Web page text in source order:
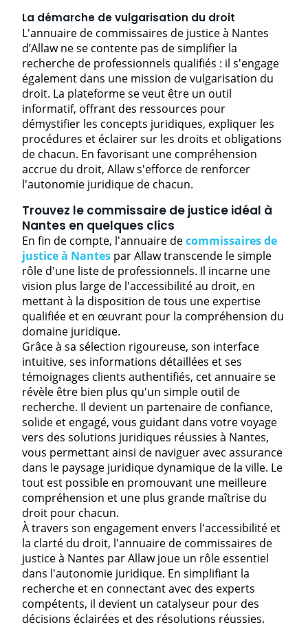
La démarche de vulgarisation du droit
L'annuaire de commissaires de justice à Nantes
d’Allaw ne se contente pas de simplifier la
recherche de professionnels qualifiés : il s'engage
également dans une mission de vulgarisation du
droit. La plateforme se veut être un outil
informatif, offrant des ressources pour
démystifier les concepts juridiques, expliquer les
procédures et éclairer sur les droits et obligations
de chacun. En favorisant une compréhension
accrue du droit, Allaw s'efforce de renforcer
l'autonomie juridique de chacun.
Trouvez le commissaire de justice idéal à
Nantes en quelques clics
En fin de compte, l'annuaire decommissaires de
justice à Nantes par Allaw transcende le simple
rôle d'une liste de professionnels. Il incarne une
vision plus large de l'accessibilité au droit, en
mettant à la disposition de tous une expertise
qualifiée et en œuvrant pour la compréhension du
domaine juridique.
Grâce à sa sélection rigoureuse, son interface
intuitive, ses informations détaillées et ses
témoignages clients authentifiés, cet annuaire se
révèle être bien plus qu'un simple outil de
recherche. Il devient un partenaire de confiance,
solide et engagé, vous guidant dans votre voyage
vers des solutions juridiques réussies à Nantes,
vous permettant ainsi de naviguer avec assurance
dans le paysage juridique dynamique de la ville. Le
tout est possible en promouvant une meilleure
compréhension et une plus grande maîtrise du
droit pour chacun.
À travers son engagement envers l'accessibilité et
la clarté du droit, l'annuaire de commissaires de
justice à Nantes par Allaw joue un rôle essentiel
dans l'autonomie juridique. En simplifiant la
recherche et en connectant avec des experts
compétents, il devient un catalyseur pour des
décisions éclairées et des résolutions réussies.